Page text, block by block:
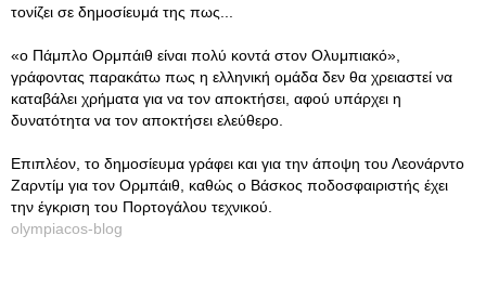
τονίζει σε δημοσίευμά της πως...
«ο Πάμπλο Ορμπάιθ είναι πολύ κοντά στον Ολυμπιακό»,
γράφοντας παρακάτω πως η ελληνική ομάδα δεν θα χρειαστεί να
καταβάλει χρήματα για να τον αποκτήσει, αφού υπάρχει η
δυνατότητα να τον αποκτήσει ελεύθερο.
Επιπλέον, το δημοσίευμα γράφει και για την άποψη του Λεονάρντο
Ζαρντίμ για τον Ορμπάιθ, καθώς ο Βάσκος ποδοσφαιριστής έχει
την έγκριση του Πορτογάλου τεχνικού.
olympiacos-blog